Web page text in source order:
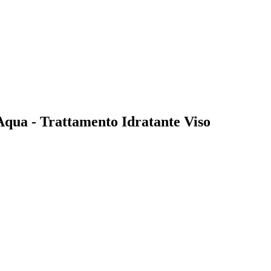
- Trattamento Idratante Viso